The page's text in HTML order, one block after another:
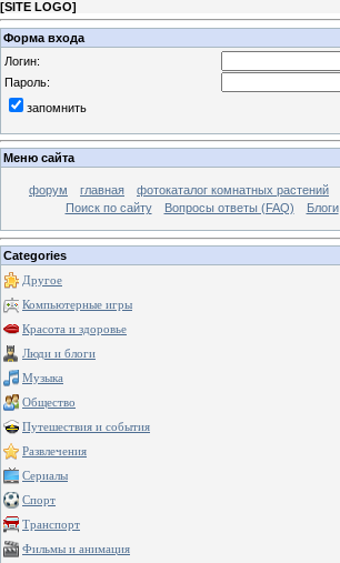
[SITE LOGO]
Форма входа
Логин:
Пароль:
запомнить
Меню сайта
форум главная фотокаталог комнатных растений
Поиск по сайту
Вопросы ответы (FAQ) Блоги
Categories
Другое
Компьютерные игры
Красота и здоровье
Люди и блоги
Музыка
Общество
Путешествия и события
Развлечения
Сериалы
Спорт
Транспорт
Фильмы и анимация